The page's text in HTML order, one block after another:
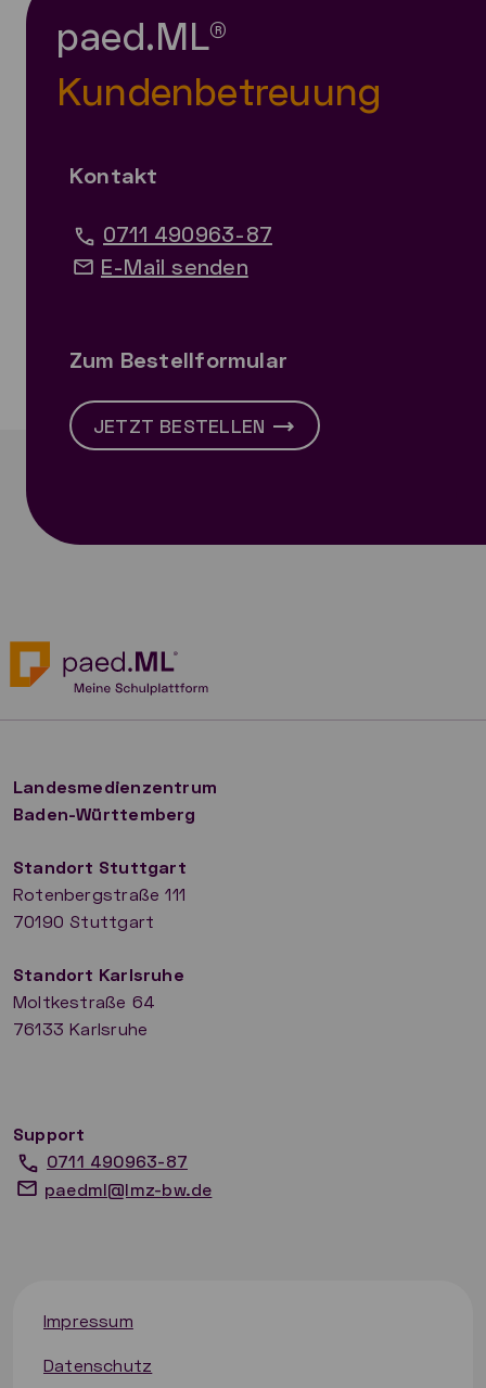
paed.ML®
Kundenbetreuung
Kontakt
0711 490963-87
E-Mail senden
Zum Bestellformular
JETZT BESTELLEN
Landesmedienzentrum
Baden-Württemberg
Standort Stuttgart
Rotenbergstraße 111
70190 Stuttgart
​Standort Karlsruhe
Moltkestraße 64
76133 Karlsruhe
Support
0711 490963-87
paedml@lmz-bw.de
Impressum
Datenschutz